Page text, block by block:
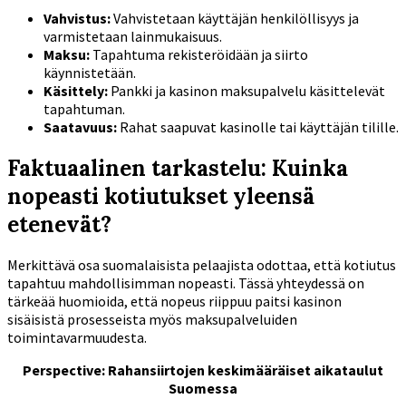
Vahvistus:Vahvistetaan käyttäjän henkilöllisyys ja
varmistetaan lainmukaisuus.
Maksu: Tapahtuma rekisteröidään ja siirto
käynnistetään.
Käsittely: Pankki ja kasinon maksupalvelu käsittelevät
tapahtuman.
Saatavuus: Rahat saapuvat kasinolle tai käyttäjän tilille.
Faktuaalinen tarkastelu: Kuinka
nopeasti kotiutukset yleensä
etenevät?
Merkittävä osa suomalaisista pelaajista odottaa, että kotiutus
tapahtuu mahdollisimman nopeasti. Tässä yhteydessä on
tärkeää huomioida, että nopeus riippuu paitsi kasinon
sisäisistä prosesseista myös maksupalveluiden
toimintavarmuudesta.
Perspective: Rahansiirtojen keskimääräiset aikataulut
Suomessa